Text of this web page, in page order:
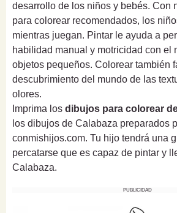
desarrollo de los niños y bebés. Con
para colorear recomendados, los
mientras juegan. Pintar le ayuda a
habilidad manual y motricidad con el
objetos pequeños. Colorear también
descubrimiento del mundo de las
olores.
Imprima los dibujos para colorear
los dibujos de Calabaza preparados
conmishijos.com. Tu hijo tendrá una
percatarse que es capaz de pintar y
Calabaza.
PUBLICIDAD